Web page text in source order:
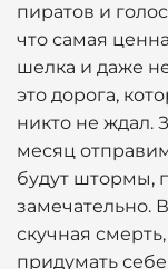
пиратов и
что самая
шелка и даже
это дорога,
никто не ждал.
месяц
будут штормы,
замечательно.
скучная
придумать